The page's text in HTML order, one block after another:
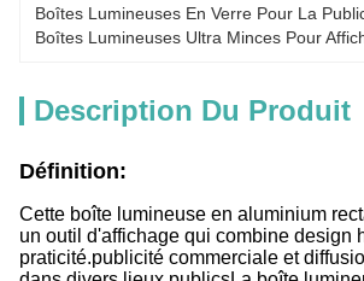
Boîtes Lumineuses En Verre Pour La
Boîtes Lumineuses Ultra Minces Pour
Description Du Produit
Définition:
Cette boîte lumineuse en aluminium
un outil d'affichage qui combine design
praticité.publicité commerciale et